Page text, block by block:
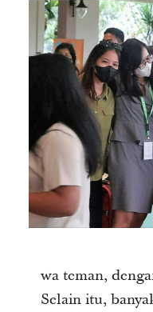
wa teman,
Selain itu,